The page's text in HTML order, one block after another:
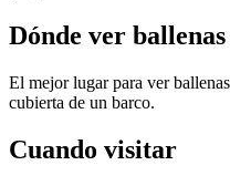
Dónde ver
El mejor lugar para ver
cubierta de un barco.
Cuando visitar